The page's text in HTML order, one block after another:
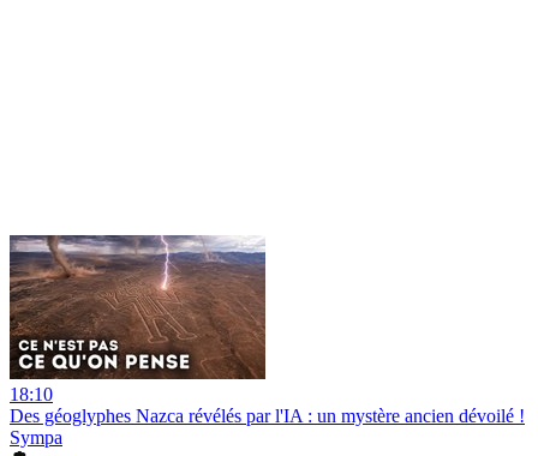
18:10
Des géoglyphes Nazca révélés par l'IA : un mystère ancien dévoilé !
Sympa